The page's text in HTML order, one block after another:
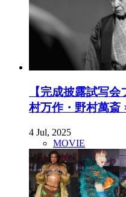
【完成披露試写
村万作・野村萬斎
4 Jul, 2025
MOVIE